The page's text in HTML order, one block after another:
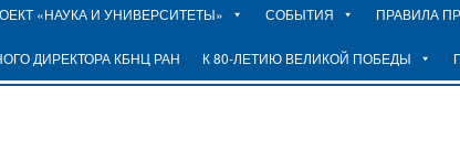
«НАУКА И УНИВЕРСИТЕТЫ» СОБЫТИЯ ПРАВИЛА
ДИРЕКТОРА КБНЦ РАН К 80-ЛЕТИЮ ВЕЛИКОЙ ПОБЕДЫ